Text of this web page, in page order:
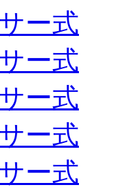
ー式
ー式
ー式
ー式
ー式